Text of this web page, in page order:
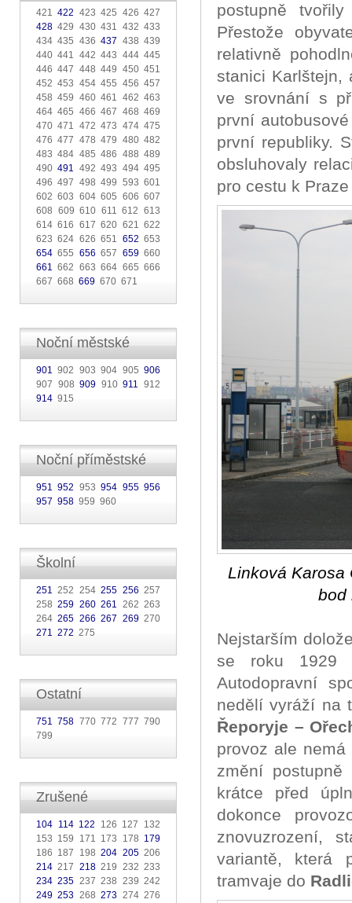
421422 423 425 426 427
428 429 430 431 432 433
434 435 436437 438 439
440 441 442 443 444 445
446 447 448 449 450 451
452 453 454 455 456 457
458 459 460 461 462 463
464 465 466 467 468 469
470 471 472 473 474 475
476 477 478 479 480 482
483 484 485 486 488 489
490491 492 493 494 495
496 497 498 499 593 601
602 603 604 605 606 607
608 609 610 611 612 613
614 616 617 620 621 622
623 624 626 651 652 653
654 655 656 657 659660
661 662 663 664 665 666
667 668 669 670 671
Noční městské
901 902 903 904 905 906
907 908909 910911 912
914 915
Noční příměstské
951 952 953954 955 956
957 958 959 960
Školní
251 252 254255 256 257
258259 260 261 262 263
264265 266 267 269270
271 272 275
Ostatní
751 758 770 772 777 790
799
Zrušené
104 114 122 126 127 132
153 159 171 173 178 179
186 187 198204 205206
214 217 218219 232 233
234 235 237 238 239 242
249 253 268273 274 276
postupně
Přestože
relativně
stanici Karlštejn,
ve srovnání s
první
první republiky.
obsluhovaly
pro cestu k
Linková Karosa
bod
Nejstarším
se roku 1929
Autodopravní
nedělí vyráží na
Řeporyje –
provoz ale
změní
krátce před
dokonce
znovuzrození,
variantě, která
tramvaje do